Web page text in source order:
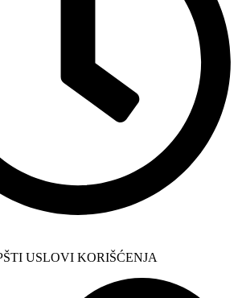
USLOVI KORIŠĆENJA